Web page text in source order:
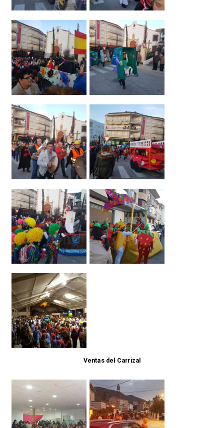
Ventas del Carrizal